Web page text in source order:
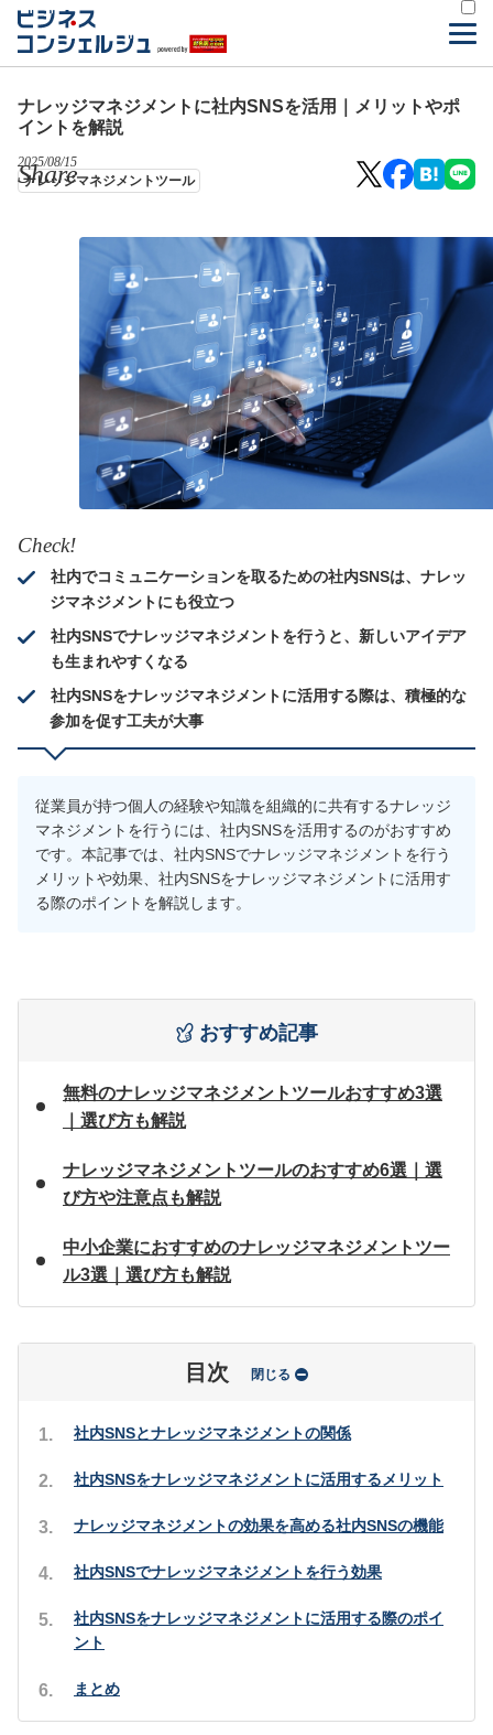
ナレッジマネジメントに社内SNSを活用｜メリットやポ
イントを解説
2025/08/15
ナレッジマネジメントツール
Share
Check!
社内でコミュニケーションを取るための社内SNSは、ナレッ
ジマネジメントにも役立つ
社内SNSでナレッジマネジメントを行うと、新しいアイデア
も生まれやすくなる
社内SNSをナレッジマネジメントに活用する際は、積極的な
参加を促す工夫が大事
従業員が持つ個人の経験や知識を組織的に共有するナレッジ
マネジメントを行うには、社内SNSを活用するのがおすすめ
です。本記事では、社内SNSでナレッジマネジメントを行う
メリットや効果、社内SNSをナレッジマネジメントに活用す
る際のポイントを解説します。
おすすめ記事
無料のナレッジマネジメントツールおすすめ3選
｜選び方も解説
ナレッジマネジメントツールのおすすめ6選｜選
び方や注意点も解説
中小企業におすすめのナレッジマネジメントツー
ル3選｜選び方も解説
目次 閉じる
社内SNSとナレッジマネジメントの関係
社内SNSをナレッジマネジメントに活用するメリット
ナレッジマネジメントの効果を高める社内SNSの機能
社内SNSでナレッジマネジメントを行う効果
社内SNSをナレッジマネジメントに活用する際のポイ
ント
まとめ